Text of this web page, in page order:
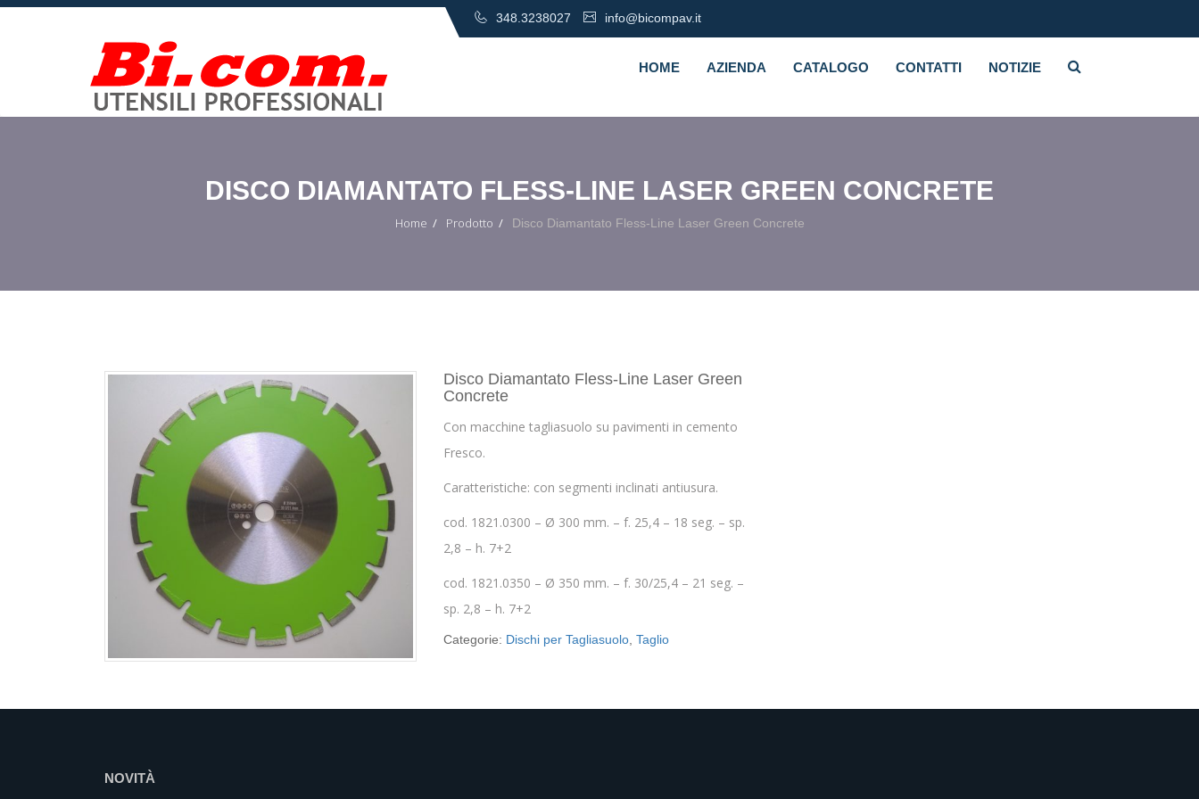
348.3238027 info@bicompav.it
HOME AZIENDA CATALOGO CONTATTI NOTIZIE
DISCO DIAMANTATO FLESS-LINE LASER GREEN CONCRETE
Home Prodotto Disco Diamantato Fless-Line Laser Green Concrete
Disco Diamantato Fless-Line Laser Green
Concrete
Con macchine tagliasuolo su pavimenti in cemento
Fresco.
Caratteristiche: con segmenti inclinati antiusura.
cod. 1821.0300 – Ø 300 mm. – f. 25,4 – 18 seg. – sp.
2,8 – h. 7+2
cod. 1821.0350 – Ø 350 mm. – f. 30/25,4 – 21 seg. –
sp. 2,8 – h. 7+2
Categorie: Dischi per Tagliasuolo, Taglio
NOVITÀ